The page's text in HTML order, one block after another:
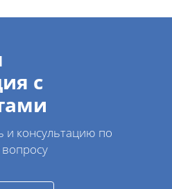
с
консультацию по